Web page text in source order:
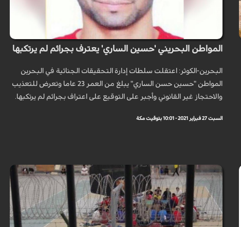
المواطن البحريني 'حسين الساري' يعترف بجرائم لم يرتكبها
البحرين-الكوثر: اعتقلت سلطات إدارة التحقيقات الجنائية في البحرين
المواطن "حسين حسن الساري" يبلغ من العمر 23 عاما وتعرض للتعذيب
والاحتجاز غير القانوني وأجبر على التوقيع على اعتراف بجرائم لم يرتكبها.
السبت 27 فبراير 2021 - 10:01 بتوقيت مكة